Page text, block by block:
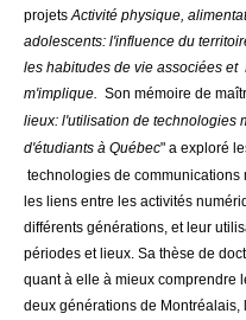
projetsActivité physique,
adolescents: l'influence du
les habitudes de vie associées et
m'implique. Son mémoire de
lieux: l'utilisation de technologies
d'étudiants à Québec" a exploré
technologies de communications
les liens entre les activités
différents générations, et leur
périodes et lieux. Sa thèse de
quant à elle à mieux comprendre
deux générations de